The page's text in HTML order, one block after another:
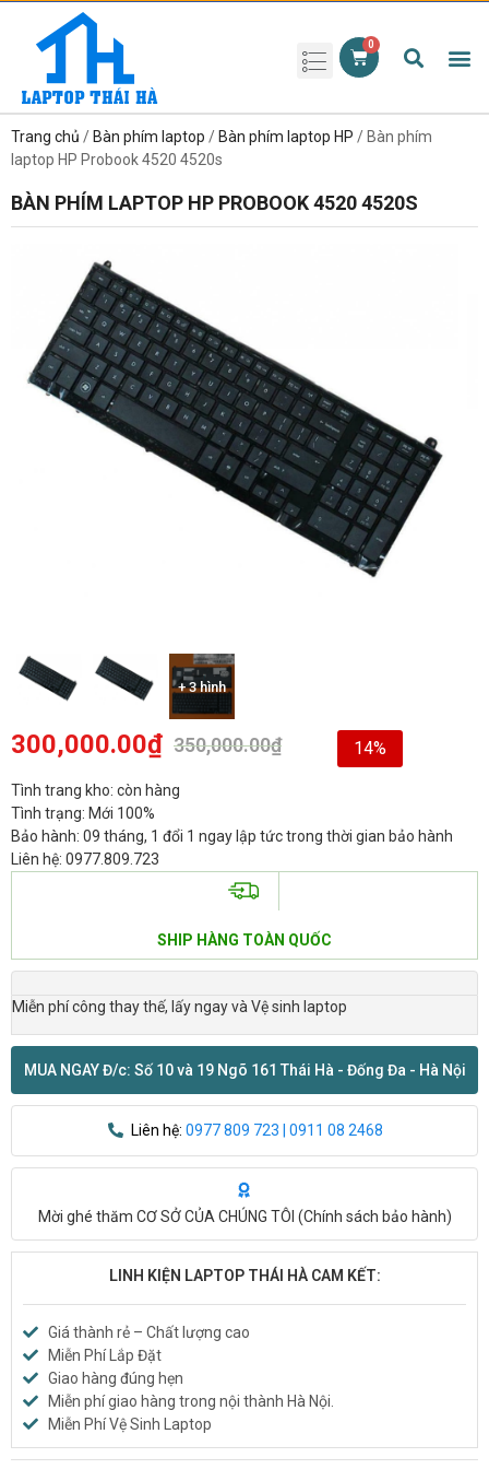
Trang chủ / Bàn phím laptop / Bàn phím laptop HP / Bàn phím
laptop HP Probook 4520 4520s
BÀN PHÍM LAPTOP HP PROBOOK 4520 4520S
+ 3 hình
350,000.00₫
300,000.00₫ 14%
Tình trang kho: còn hàng
Tình trạng: Mới 100%
Bảo hành: 09 tháng, 1 đổi 1 ngay lập tức trong thời gian bảo hành
Liên hệ: 0977.809.723
SHIP HÀNG TOÀN QUỐC
Miễn phí công thay thế, lấy ngay và Vệ sinh laptop
MUA NGAY Đ/c: Số 10 và 19 Ngõ 161 Thái Hà - Đống Đa - Hà Nội
Liên hệ: 0977 809 723 | 0911 08 2468
Mời ghé thăm CƠ SỞ CỦA CHÚNG TÔI (Chính sách bảo hành)
LINH KIỆN LAPTOP THÁI HÀ CAM KẾT:
Giá thành rẻ – Chất lượng cao
Miễn Phí Lắp Đặt
Giao hàng đúng hẹn
Miễn phí giao hàng trong nội thành Hà Nội.
Miễn Phí Vệ Sinh Laptop